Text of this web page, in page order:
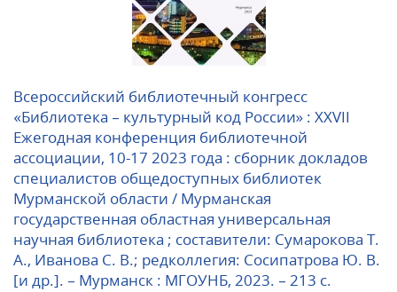
Всероссийский библиотечный конгресс
«Библиотека – культурный код России» : XXVII
Ежегодная конференция библиотечной
ассоциации, 10-17 2023 года : сборник докладов
специалистов общедоступных библиотек
Мурманской области / Мурманская
государственная областная универсальная
научная библиотека ; составители: Сумарокова Т.
А., Иванова С. В.; редколлегия: Сосипатрова Ю. В.
[и др.]. – Мурманск : МГОУНБ, 2023. – 213 с.